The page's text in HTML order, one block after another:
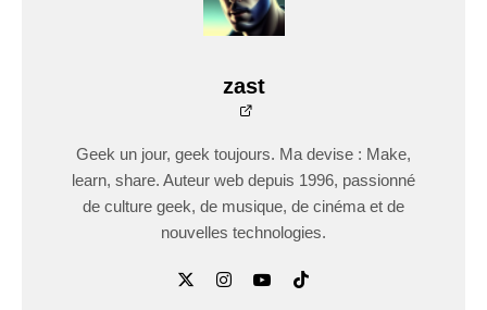
zast
Geek un jour, geek toujours. Ma devise : Make,
learn, share. Auteur web depuis 1996, passionné
de culture geek, de musique, de cinéma et de
nouvelles technologies.